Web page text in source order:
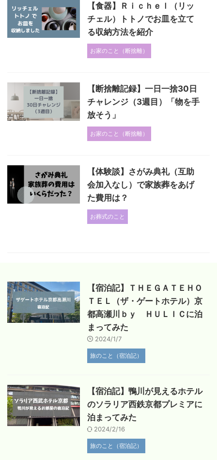
【食器】Ｒｉｃｈｅｌ（リッ
チェル）トトノでお皿を立て
る収納方法を紹介
お家のこと（断捨離）
【断捨離記録】一日一捨30日
チャレンジ（3週目）「物を手
放そう」
お家のこと（断捨離）
【体験談】さがみ典礼（互助
会加入なし）で家族葬をあげ
た費用は？
お葬式のこと
【宿泊記】ＴＨＥＧＡＴＥＨＯ
ＴＥＬ（ザ・ゲートホテル）京
都高瀬川ｂｙ ＨＵＬＩＣに泊
まってみた
2024/1/7
旅のこと（宿泊記）
【宿泊記】鴨川が見えるホテル
のソラリア西鉄京都プレミアに
泊まってみた
2024/2/16
旅のこと（宿泊記）